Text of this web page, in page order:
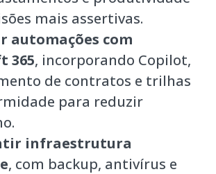
mais assertivas.
automações com
365, incorporando Copilot,
de contratos e trilhas
para reduzir
infraestrutura
, com backup, antivírus e